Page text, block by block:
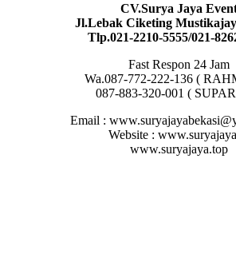
CV.Surya Jaya
Jl.Lebak Ciketing
Tlp.021-2210-5555/021-
Fast Respon 24 Jam
Wa.087-772-222-136 (
087-883-320-001 (
Email :
Website :
www.suryajaya.top